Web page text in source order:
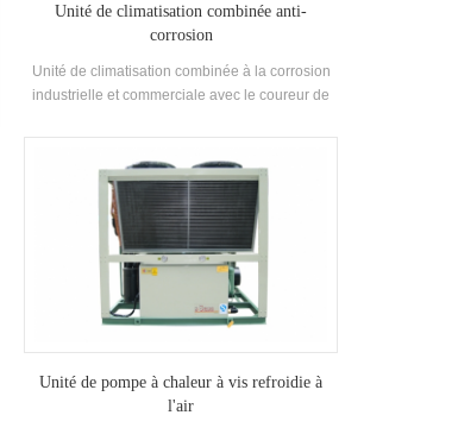
climatisation de la climatisation et une grande
quantité de chaleur domestique eau.
Unité de climatisation combinée anti-
corrosion
Unité de climatisation combinée à la corrosion
industrielle et commerciale avec le coureur de
climatisation est largement utilisée dans Ceux
Industries ayant une résistance à la corrosion
Exigences.
Unité de pompe à chaleur à vis refroidie à
l'air